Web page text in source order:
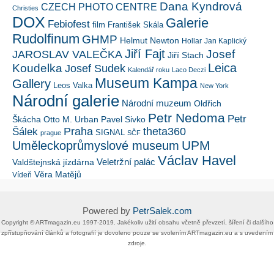
Christies CZECH PHOTO CENTRE Dana Kyndrová
DOX Febiofest film František Skála Galerie
Rudolfinum GHMP Helmut Newton Hollar Jan Kaplický
JAROSLAV VALEČKA Jiří Fajt Jiří Stach Josef
Koudelka Josef Sudek Kalendář roku Laco Deczi Leica
Gallery Leos Valka Museum Kampa New York
Národní galerie Národní muzeum Oldřich
Škácha Otto M. Urban Pavel Sivko Petr Nedoma Petr
Šálek prague Praha SIGNAL SČF theta360
Uměleckoprůmyslové museum UPM
Valdštejnská jízdárna Veletržní palác Václav Havel
Vídeň Věra Matějů
Powered by PetrSalek.com
Copyright ©​ ​​ARTmagazin.eu ​1997-2019​.​ Jakékoliv užití obsahu včetně převzetí, šíření či dalšího
zpřístupňování článků a fotografií je dovoleno pouze se svolením ​ARTmagazin.eu​ ​a s uvedením
zdroje.